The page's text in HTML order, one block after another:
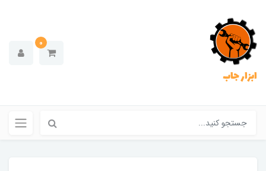
ابزار جاب
0